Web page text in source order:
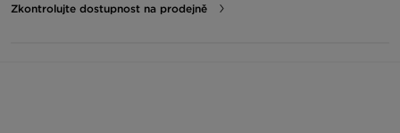
Zkontrolujte dostupnost na prodejně